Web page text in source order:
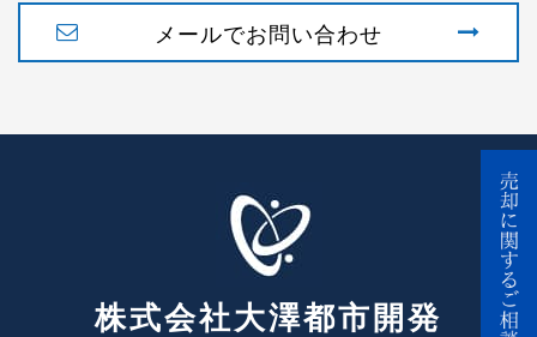
メールでお問い合わせ
株式会社大澤都市開発